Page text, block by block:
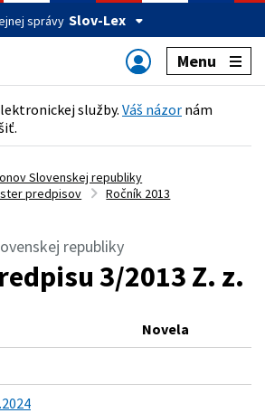
správy Slov-Lex
Menu
služby. Váš názor nám
Slovenskej republiky
predpisov
Ročník 2013
republiky
3/2013 Z. z.
Novela